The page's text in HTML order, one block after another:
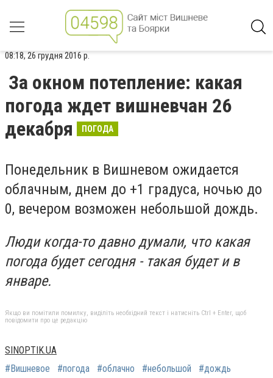
08:18, 26 грудня 2016 р.
За окном потепление: какая
погода ждет вишневчан 26
декабря
ПОГОДА
Понедельник в Вишневом ожидается
облачным, днем до +1 градуса, ночью до
0, вечером возможен небольшой дождь.
Люди когда-то давно думали, что какая
погода будет сегодня - такая будет и в
январе.
Якщо ви помітили помилку, виділіть необхідний текст і натисніть Ctrl + Enter, щоб
повідомити про це редакцію
SINOPTIK.UA
#Вишневое
#погода #облачно #небольшой #дождь